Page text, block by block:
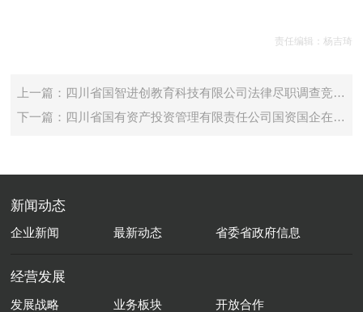
责任编辑：杨吉琦
上一篇：四川省国智进创教育科技有限公司法律尽职调查竞争性谈判公告
下一篇：四川省国有资产投资管理有限责任公司国资国企在线监管平台二期建设项目中标公示
新闻动态
企业新闻 最新动态 省委省政府信息
经营发展
发展战略 业务板块 开放合作